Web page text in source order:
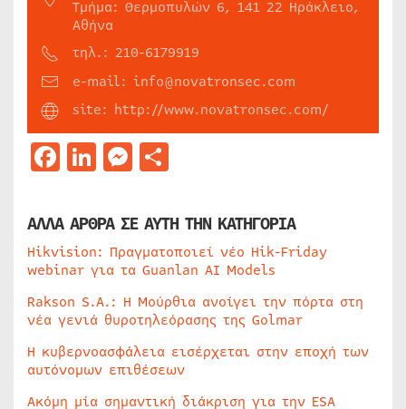
Τμήμα: Θερμοπυλών 6, 141 22 Ηράκλειο,
Αθήνα
τηλ.: 210-6179919
e-mail: info@novatronsec.com
site: http://www.novatronsec.com/
Facebook
LinkedIn
Messenger
ΑΛΛΑ ΑΡΘΡΑ ΣΕ ΑΥΤΗ ΤΗΝ ΚΑΤΗΓΟΡΙΑ
Hikvision: Πραγματοποιεί νέο Hik-Friday
webinar για τα Guanlan AI Models
Rakson S.A.: Η Μούρθια ανοίγει την πόρτα στη
νέα γενιά θυροτηλεόρασης της Golmar
Η κυβερνοασφάλεια εισέρχεται στην εποχή των
αυτόνομων επιθέσεων
Ακόμη μία σημαντική διάκριση για την ESA